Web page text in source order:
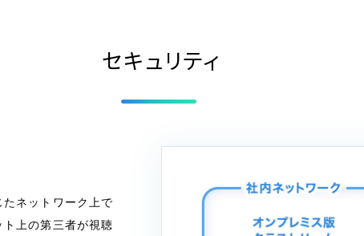
セキュリティ
ネットワーク上で
上の第三者が視聴